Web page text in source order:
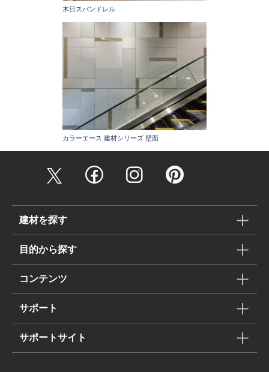
木目スパンドレル
カラーエース 建材シリーズ 壁面
建材を探す
目的から探す
コンテンツ
サポート
サポートサイト